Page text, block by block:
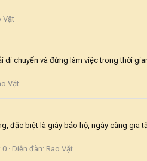
Vặt
chuyển và đứng làm việc trong thời
Vặt
đặc biệt là giày bảo hộ, ngày càng gia
0 Diễn đàn: Rao Vặt